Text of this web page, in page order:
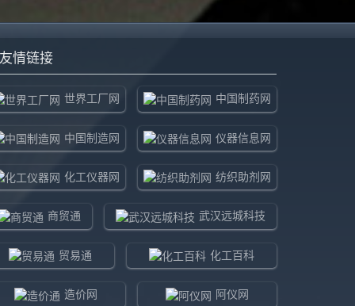
情链接
世界工厂网 中国制药网
中国制造网 仪器信息网
化工仪器网 纺织助剂网
商贸通 武汉远城科技
贸易通 化工百科
造价网 阿仪网